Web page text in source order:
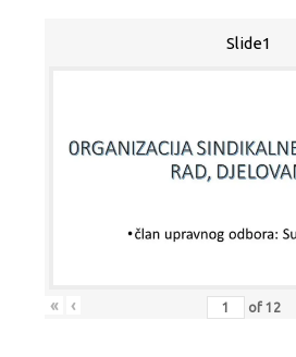
Slide1
« ‹ of 12